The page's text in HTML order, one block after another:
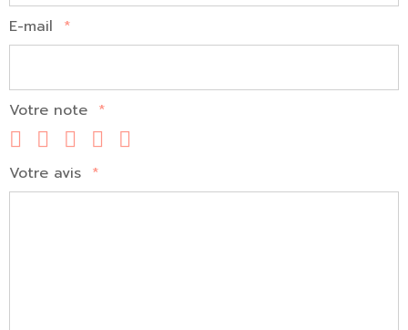
E-mail *
Votre note *
Votre avis *